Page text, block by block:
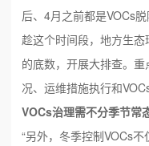
后、4月之前都是VOCs脱
趁这个时间段，地方生
的底数，开展大排查。
况、运维措施执行和
VOCs治理需不分季节常
“另外，冬季控制VOCs